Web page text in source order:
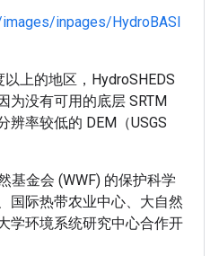
inpages/HydroBASI
上的地区，HydroSHEDS
为没有可用的底层 SRTM
辨率较低的 DEM（USGS
基金会 (WWF) 的保护科学
国际热带农业中心、大自然
学环境系统研究中心合作开